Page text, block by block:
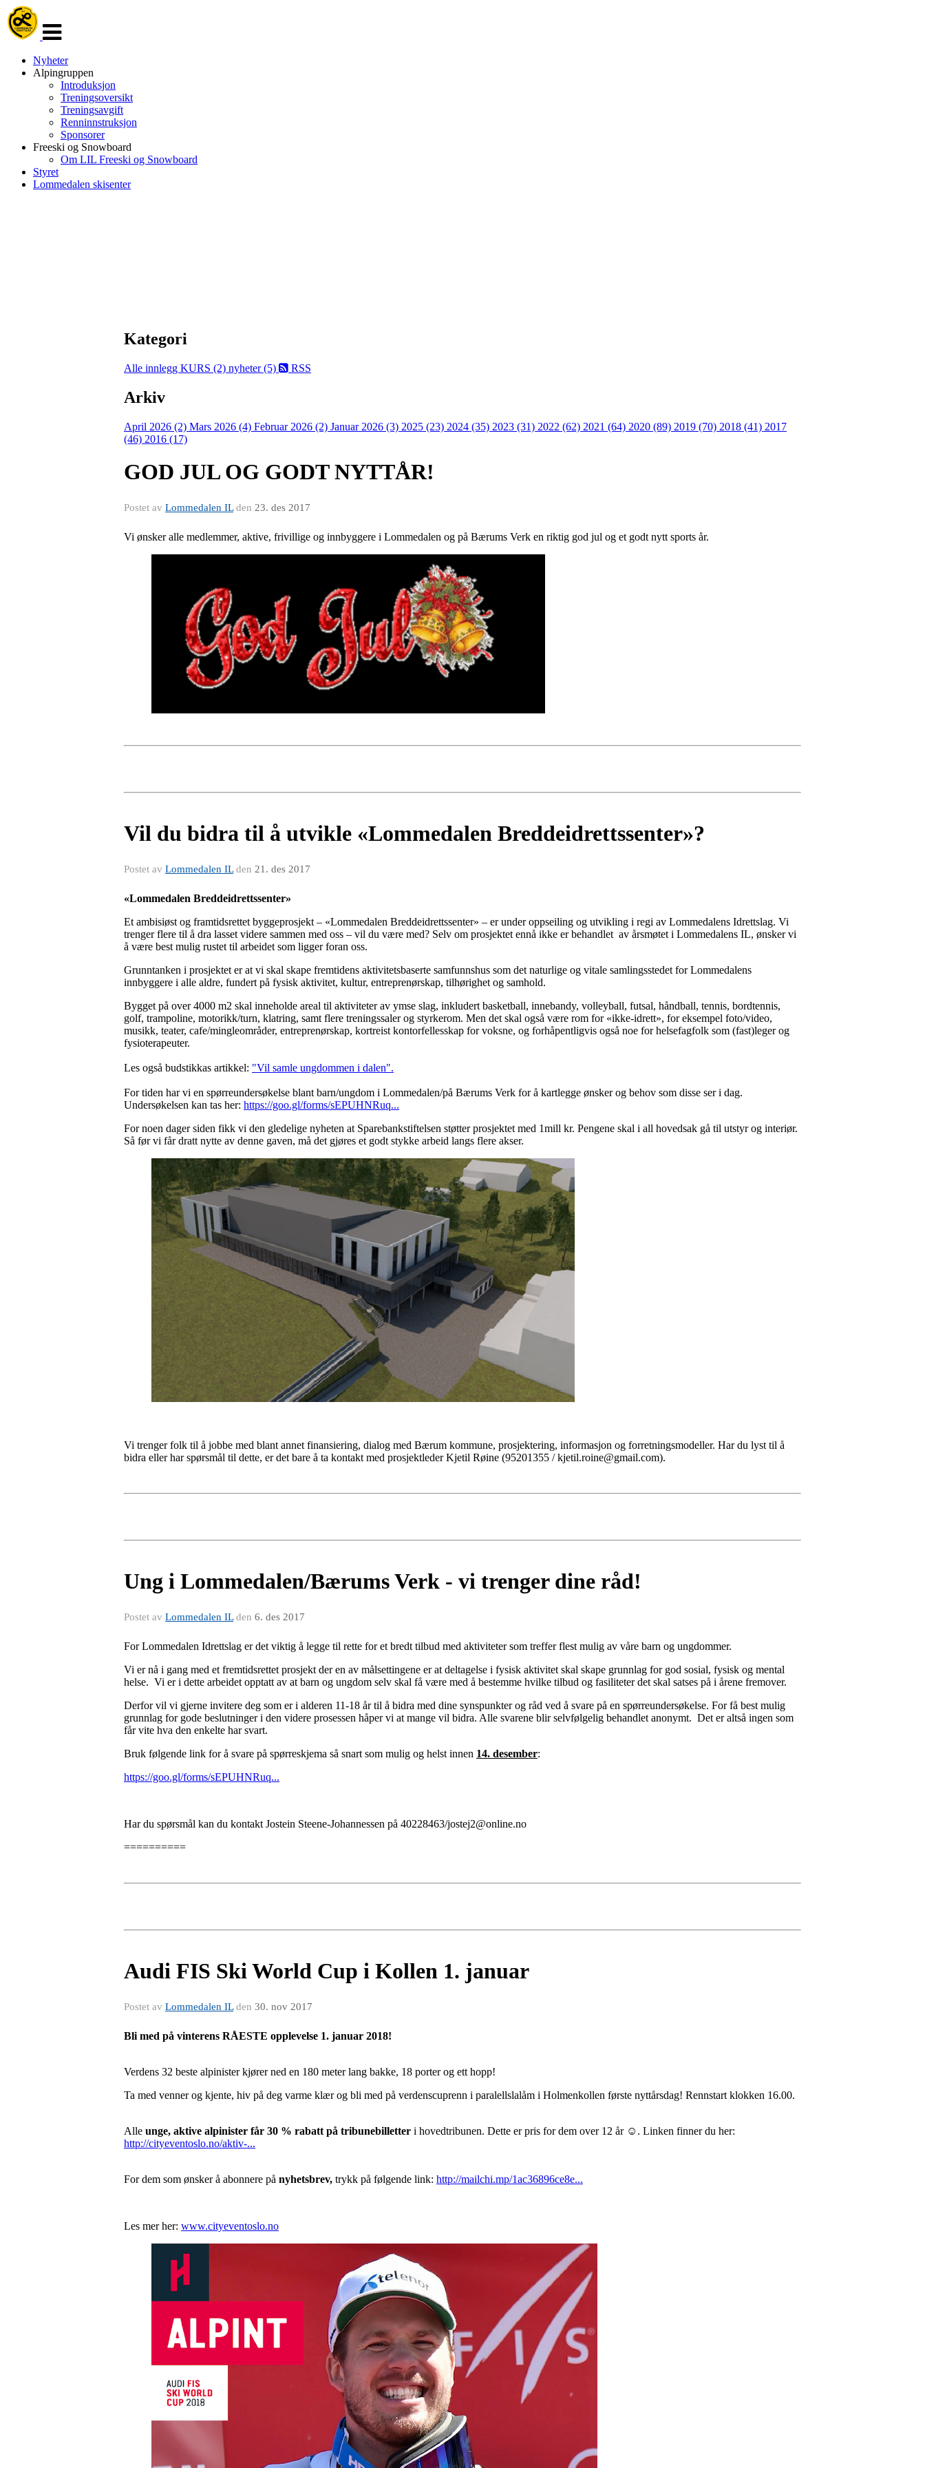
navigasjon
Nyheter
Alpingruppen
Introduksjon
Treningsoversikt
Treningsavgift
Renninnstruksjon
Sponsorer
Freeski og Snowboard
Om LIL Freeski og Snowboard
Styret
Lommedalen skisenter
Kategori
Alle innlegg KURS (2) nyheter (5) RSS
Arkiv
April 2026 (2) Mars 2026 (4) Februar 2026 (2) Januar 2026 (3) 2025 (23) 2024 (35) 2023 (31) 2022 (62) 2021 (64) 2020 (89) 2019 (70) 2018 (41) 2017
(46) 2016 (17)
GOD JUL OG GODT NYTTÅR!
Postet av Lommedalen ILden 23. des 2017
Vi ønsker alle medlemmer, aktive, frivillige og innbyggere i Lommedalen og på Bærums Verk en riktig god jul og et godt nytt sports år.
Vil du bidra til å utvikle «Lommedalen Breddeidrettssenter»?
Postet av Lommedalen ILden 21. des 2017
«Lommedalen Breddeidrettssenter»
Et ambisiøst og framtidsrettet byggeprosjekt – «Lommedalen Breddeidrettssenter» – er under oppseiling og utvikling i regi av Lommedalens Idrettslag. Vi
trenger flere til å dra lasset videre sammen med oss – vil du være med? Selv om prosjektet ennå ikke er behandlet av årsmøtet i Lommedalens IL, ønsker vi
å være best mulig rustet til arbeidet som ligger foran oss.
Grunntanken i prosjektet er at vi skal skape fremtidens aktivitetsbaserte samfunnshus som det naturlige og vitale samlingsstedet for Lommedalens
innbyggere i alle aldre, fundert på fysisk aktivitet, kultur, entreprenørskap, tilhørighet og samhold.
Bygget på over 4000 m2 skal inneholde areal til aktiviteter av ymse slag, inkludert basketball, innebandy, volleyball, futsal, håndball, tennis, bordtennis,
golf, trampoline, motorikk/turn, klatring, samt flere treningssaler og styrkerom. Men det skal også være rom for «ikke-idrett», for eksempel foto/video,
musikk, teater, cafe/mingleområder, entreprenørskap, kortreist kontorfellesskap for voksne, og forhåpentligvis også noe for helsefagfolk som (fast)leger og
fysioterapeuter.
Les også budstikkas artikkel: "Vil samle ungdommen i dalen".
For tiden har vi en spørreundersøkelse blant barn/ungdom i Lommedalen/på Bærums Verk for å kartlegge ønsker og behov som disse ser i dag.
Undersøkelsen kan tas her: https://goo.gl/forms/sEPUHNRuq...
For noen dager siden fikk vi den gledelige nyheten at Sparebankstiftelsen støtter prosjektet med 1mill kr. Pengene skal i all hovedsak gå til utstyr og interiør.
Så før vi får dratt nytte av denne gaven, må det gjøres et godt stykke arbeid langs flere akser.
Vi trenger folk til å jobbe med blant annet finansiering, dialog med Bærum kommune, prosjektering, informasjon og forretningsmodeller. Har du lyst til å
bidra eller har spørsmål til dette, er det bare å ta kontakt med prosjektleder Kjetil Røine (95201355 / kjetil.roine@gmail.com).
Ung i Lommedalen/Bærums Verk - vi trenger dine råd!
Postet av Lommedalen ILden 6. des 2017
For Lommedalen Idrettslag er det viktig å legge til rette for et bredt tilbud med aktiviteter som treffer flest mulig av våre barn og ungdommer.
Vi er nå i gang med et fremtidsrettet prosjekt der en av målsettingene er at deltagelse i fysisk aktivitet skal skape grunnlag for god sosial, fysisk og mental
helse. Vi er i dette arbeidet opptatt av at barn og ungdom selv skal få være med å bestemme hvilke tilbud og fasiliteter det skal satses på i årene fremover.
Derfor vil vi gjerne invitere deg som er i alderen 11-18 år til å bidra med dine synspunkter og råd ved å svare på en spørreundersøkelse. For få best mulig
grunnlag for gode beslutninger i den videre prosessen håper vi at mange vil bidra. Alle svarene blir selvfølgelig behandlet anonymt. Det er altså ingen som
får vite hva den enkelte har svart.
Bruk følgende link for å svare på spørreskjema så snart som mulig og helst innen 14. desember:
https://goo.gl/forms/sEPUHNRuq...
Har du spørsmål kan du kontakt Jostein Steene-Johannessen på 40228463/jostej2@online.no
==========
Audi FIS Ski World Cup i Kollen 1. januar
Postet av Lommedalen ILden 30. nov 2017
Bli med på vinterens RÅESTE opplevelse 1. januar 2018!
Verdens 32 beste alpinister kjører ned en 180 meter lang bakke, 18 porter og ett hopp!
Ta med venner og kjente, hiv på deg varme klær og bli med på verdenscuprenn i paralellslalåm i Holmenkollen første nyttårsdag! Rennstart klokken 16.00.
Alle unge, aktive alpinister får 30 % rabatt på tribunebilletter i hovedtribunen. Dette er pris for dem over 12 år ☺. Linken finner du her:
http://cityeventoslo.no/aktiv-...
For dem som ønsker å abonnere på nyhetsbrev, trykk på følgende link: http://mailchi.mp/1ac36896ce8e...
Les mer her: www.cityeventoslo.no